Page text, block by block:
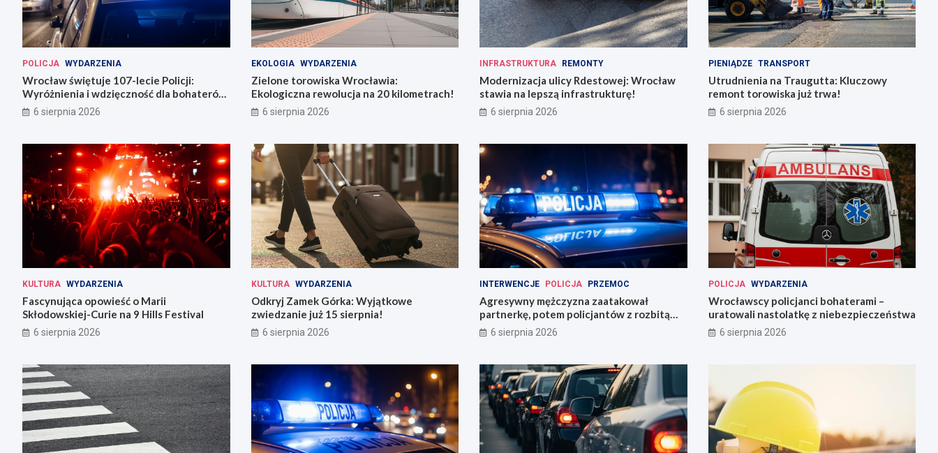
POLICJA WYDARZENIA
Wrocław świętuje 107-lecie Policji:
Wyróżnienia i wdzięczność dla bohaterów
codzienności
6 sierpnia 2026
EKOLOGIA WYDARZENIA
Zielone torowiska Wrocławia:
Ekologiczna rewolucja na 20 kilometrach!
6 sierpnia 2026
INFRASTRUKTURA REMONTY
Modernizacja ulicy Rdestowej: Wrocław
stawia na lepszą infrastrukturę!
6 sierpnia 2026
PIENIĄDZE TRANSPORT
Utrudnienia na Traugutta: Kluczowy
remont torowiska już trwa!
6 sierpnia 2026
KULTURA WYDARZENIA
Fascynująca opowieść o Marii
Skłodowskiej-Curie na 9 Hills Festival
6 sierpnia 2026
KULTURA WYDARZENIA
Odkryj Zamek Górka: Wyjątkowe
zwiedzanie już 15 sierpnia!
6 sierpnia 2026
INTERWENCJE POLICJA PRZEMOC
Agresywny mężczyzna zaatakował
partnerkę, potem policjantów z rozbitą
butelką
6 sierpnia 2026
POLICJA WYDARZENIA
Wrocławscy policjanci bohaterami –
uratowali nastolatkę z niebezpieczeństwa
6 sierpnia 2026